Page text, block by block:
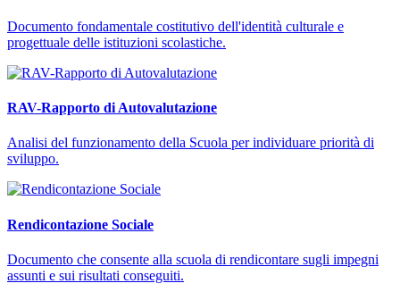
Documento fondamentale costitutivo dell'identità culturale e
progettuale delle istituzioni scolastiche.
RAV-Rapporto di Autovalutazione
Analisi del funzionamento della Scuola per individuare priorità di
sviluppo.
Rendicontazione Sociale
Documento che consente alla scuola di rendicontare sugli impegni
assunti e sui risultati conseguiti.